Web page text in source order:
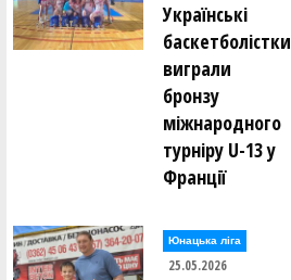
Українські
баскетболістки
виграли
бронзу
міжнародного
турніру U-13 у
Франції
Юнацька ліга
25.05.2026